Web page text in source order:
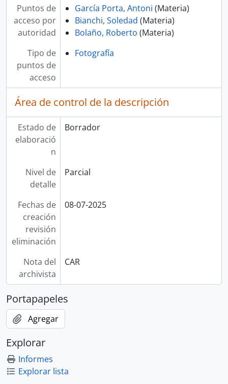
Puntos de
acceso por
autoridad
García Porta, Antoni (Materia)
Bianchi, Soledad (Materia)
Bolaño, Roberto (Materia)
Tipo de
puntos de
acceso
Fotografía
Área de control de la descripción
Estado de
elaboració
n
Borrador
Nivel de
detalle
Parcial
Fechas de
creación
revisión
eliminación
08-07-2025
Nota del
archivista
CAR
Portapapeles
Agregar
Explorar
Informes
Explorar lista